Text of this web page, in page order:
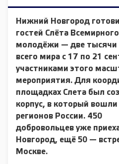
Нижний Новгород
гостей Слёта
молодёжи — две
всего мира с 17 по 21
участниками этого
мероприятия. Для
площадках Слета был
корпус, в который
регионов России. 450
добровольцев уже
Новгород, ещё 50 —
Москве.